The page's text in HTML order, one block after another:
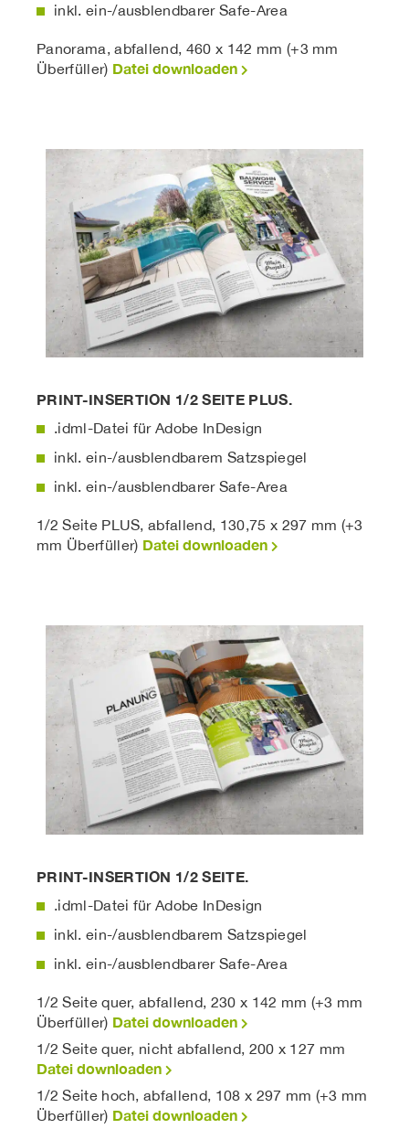
inkl. ein-/ausblendbarer Safe-Area
Panorama, abfallend, 460 x 142 mm (+3 mm
Überfüller) Datei downloaden
PRINT-INSERTION 1/2 SEITE PLUS.
.idml-Datei für Adobe InDesign
inkl. ein-/ausblendbarem Satzspiegel
inkl. ein-/ausblendbarer Safe-Area
1/2 Seite PLUS, abfallend, 130,75 x 297 mm (+3
mm Überfüller) Datei downloaden
PRINT-INSERTION 1/2 SEITE.
.idml-Datei für Adobe InDesign
inkl. ein-/ausblendbarem Satzspiegel
inkl. ein-/ausblendbarer Safe-Area
1/2 Seite quer, abfallend, 230 x 142 mm (+3 mm
Überfüller) Datei downloaden
1/2 Seite quer, nicht abfallend, 200 x 127 mm
Datei downloaden
1/2 Seite hoch, abfallend, 108 x 297 mm (+3 mm
Überfüller) Datei downloaden